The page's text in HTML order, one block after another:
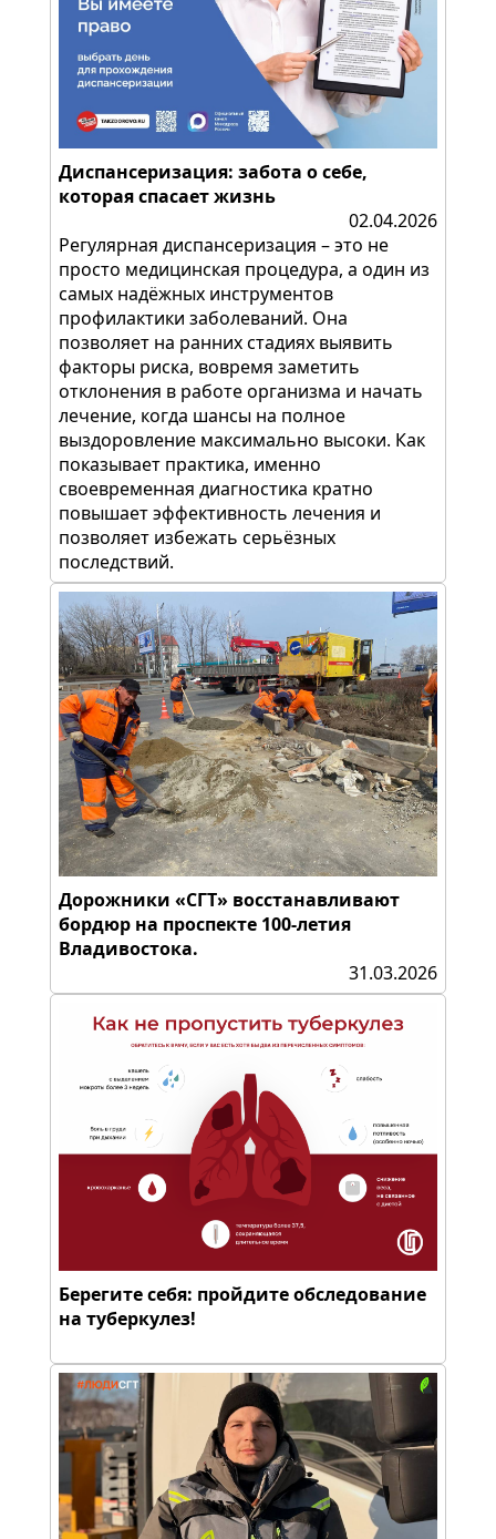
Диспансеризация: забота о себе,
которая спасает жизнь
02.04.2026
Регулярная диспансеризация – это не
просто медицинская процедура, а один из
самых надёжных инструментов
профилактики заболеваний. Она
позволяет на ранних стадиях выявить
факторы риска, вовремя заметить
отклонения в работе организма и начать
лечение, когда шансы на полное
выздоровление максимально высоки. Как
показывает практика, именно
своевременная диагностика кратно
повышает эффективность лечения и
позволяет избежать серьёзных
последствий.
Дорожники «СГТ» восстанавливают
бордюр на проспекте 100-летия
Владивостока.
31.03.2026
Берегите себя: пройдите обследование
на туберкулез!